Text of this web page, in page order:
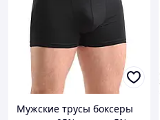
Мужские трусы боксеры